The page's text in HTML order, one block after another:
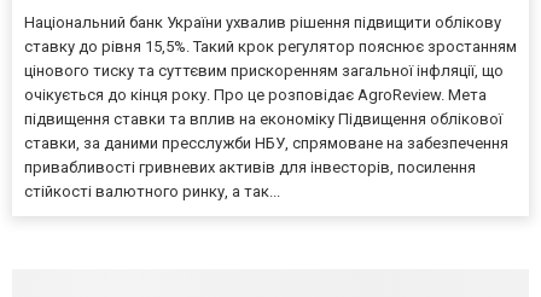
Національний банк України ухвалив рішення підвищити облікову
ставку до рівня 15,5%. Такий крок регулятор пояснює зростанням
цінового тиску та суттєвим прискоренням загальної інфляції, що
очікується до кінця року. Про це розповідає AgroReview. Мета
підвищення ставки та вплив на економіку Підвищення облікової
ставки, за даними пресслужби НБУ, спрямоване на забезпечення
привабливості гривневих активів для інвесторів, посилення
стійкості валютного ринку, а так...